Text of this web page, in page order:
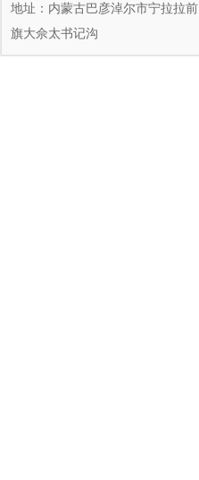
地址：内蒙古巴彦淖尔市宁拉拉前
旗大佘太书记沟